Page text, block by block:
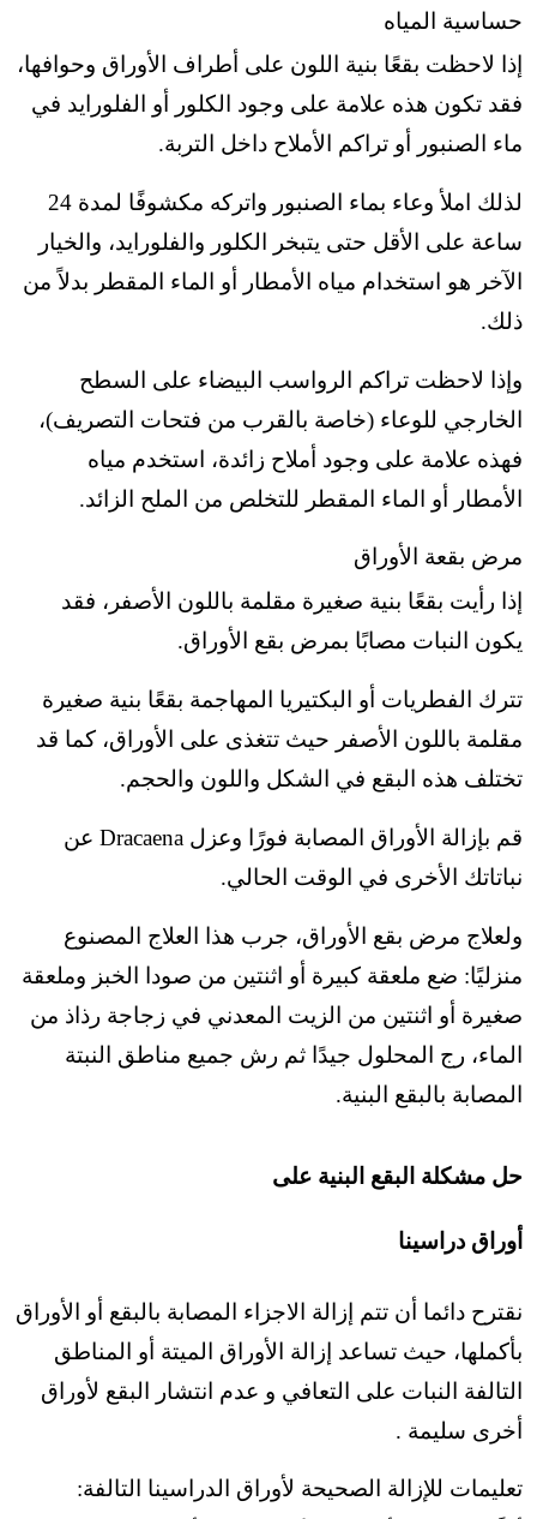
حساسية المياه
إذا لاحظت بقعًا بنية اللون على أطراف الأوراق وحوافها،
فقد تكون هذه علامة على وجود الكلور أو الفلورايد في
ماء الصنبور أو تراكم الأملاح داخل التربة.
لذلك املأ وعاء بماء الصنبور واتركه مكشوفًا لمدة 24
ساعة على الأقل حتى يتبخر الكلور والفلورايد، والخيار
الآخر هو استخدام مياه الأمطار أو الماء المقطر بدلاً من
ذلك.
وإذا لاحظت تراكم الرواسب البيضاء على السطح
الخارجي للوعاء (خاصة بالقرب من فتحات التصريف)،
فهذه علامة على وجود أملاح زائدة، استخدم مياه
الأمطار أو الماء المقطر للتخلص من الملح الزائد.
مرض بقعة الأوراق
إذا رأيت بقعًا بنية صغيرة مقلمة باللون الأصفر، فقد
يكون النبات مصابًا بمرض بقع الأوراق.
تترك الفطريات أو البكتيريا المهاجمة بقعًا بنية صغيرة
مقلمة باللون الأصفر حيث تتغذى على الأوراق، كما قد
تختلف هذه البقع في الشكل واللون والحجم.
قم بإزالة الأوراق المصابة فورًا وعزل Dracaena عن
نباتاتك الأخرى في الوقت الحالي.
ولعلاج مرض بقع الأوراق، جرب هذا العلاج المصنوع
منزليًا: ضع ملعقة كبيرة أو اثنتين من صودا الخبز وملعقة
صغيرة أو اثنتين من الزيت المعدني في زجاجة رذاذ من
الماء، رج المحلول جيدًا ثم رش جميع مناطق النبتة
المصابة بالبقع البنية.
حل مشكلة البقع البنية على
أوراق دراسينا
نقترح دائما أن تتم إزالة الاجزاء المصابة بالبقع أو الأوراق
بأكملها، حيث تساعد إزالة الأوراق الميتة أو المناطق
التالفة النبات على التعافي و عدم انتشار البقع لأوراق
أخرى سليمة .
تعليمات للإزالة الصحيحة لأوراق الدراسينا التالفة: